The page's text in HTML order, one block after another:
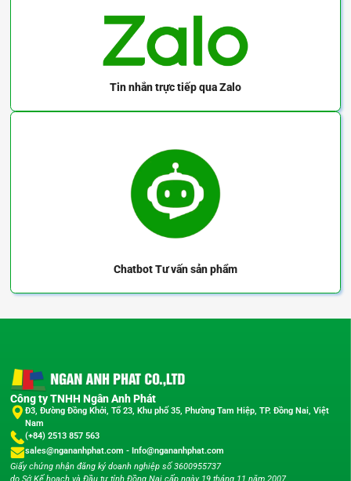
Tin nhắn trực tiếpqua Zalo
ChatbotTư vấn sản phẩm
Công ty TNHH Ngân Anh Phát
Đ3, Đường Đồng Khởi, Tổ 23, Khu phố 35, Phường Tam Hiệp, TP. Đồng Nai, Việt
Nam
(+84) 2513 857 563
sales@ngananhphat.com - Info@ngananhphat.com
Giấy chứng nhận đăng ký doanh nghiệp số 3600955737
do Sở Kế hoạch và Đầu tư tỉnh Đồng Nai cấp ngày 19 tháng 11 năm 2007